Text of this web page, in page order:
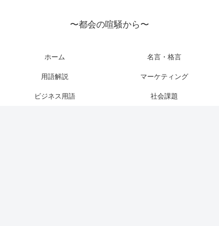
〜都会の喧騒から〜
ホーム 名言・格言
用語解説 マーケティング
ビジネス用語 社会課題